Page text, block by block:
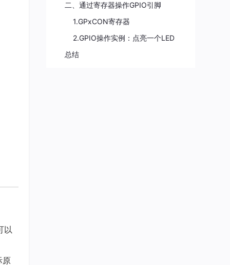
以
原
二、通过寄存器操作GPIO引脚
1.GPxCON寄存器
2.GPIO操作实例：点亮一个LED
总结